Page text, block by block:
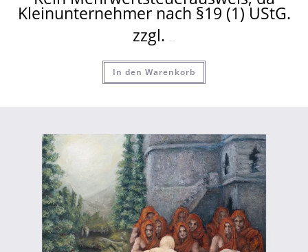
Kleinunternehmer nach §19 (1) UStG.
zzgl.
In den Warenkorb